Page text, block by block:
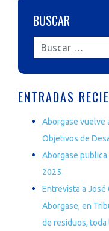
BUSCAR
ENTRADAS
Aborgase vuelve
Objetivos de
Aborgase
2025
Entrevista a José
Aborgase, en
de residuos,